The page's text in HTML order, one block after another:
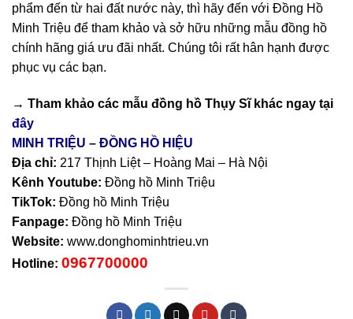
phẩm đến từ hai đất nước này, thì hãy đến với Đồng Hồ
Minh Triệu để tham khảo và sở hữu những mẫu đồng hồ
chính hãng giá ưu đãi nhất. Chúng tôi rất hân hạnh được
phục vụ các bạn.
→ Tham khảo các mẫu đồng hồ Thụy Sĩkhác ngay tại
đây
MINH TRIỆU – ĐỒNG HỒ HIỆU
Địa chỉ: 217 Thịnh Liệt – Hoàng Mai – Hà Nội
Kênh Youtube: Đồng hồ Minh Triệu
TikTok: Đồng hồ Minh Triệu
Fanpage: Đồng hồ Minh Triệu
Website: www.donghominhtrieu.vn
Hotline: 0967700000